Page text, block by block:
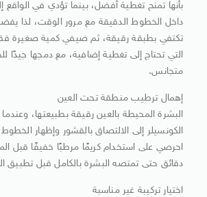
بأنها تمنح تغطية أفضل، بينما تؤدي في الواقع
داخل الخطوط الدقيقة مع مرور الوقت، لذا
تكتفي بطبقة رقيقة، ثم ضيفي كمية صغيرة
التي تحتاج إلى تغطية إضافية، مع دمجها
متجانس.
إهمال ترطيب منطقة تحت العين
البشرة المحيطة بالعين رقيقة بطبيعتها،
الكونسيلر إلى الالتصاق بالقشور وإظهار
احرصي على استخدام كريمًا مرطبًا خفيفًا قبل
دقائق حتى تمتصه البشرة بالكامل قبل تطبيق
اختيار تركيبة غير مناسبة